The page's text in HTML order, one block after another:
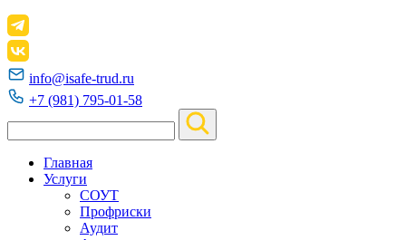
info@isafe-trud.ru
+7 (981) 795-01-58
Главная
Услуги
СОУТ
Профриски
Аудит